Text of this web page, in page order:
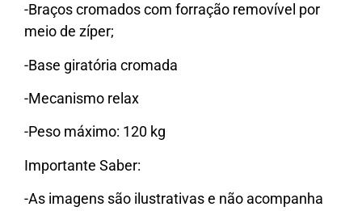
-Braços cromados com forração removível por
meio de zíper;
-Base giratória cromada
-Mecanismo relax
-Peso máximo: 120 kg
Importante Saber:
-As imagens são ilustrativas e não acompanha